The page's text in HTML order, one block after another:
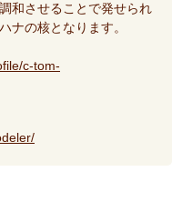
和させることで発せられ
ナの核となります。
c-tom-